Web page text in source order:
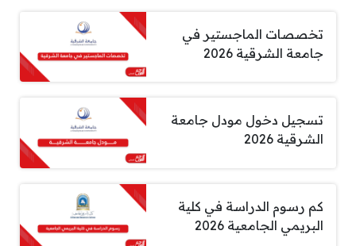
تخصصات الماجستير في
جامعة الشرقية 2026
تسجيل دخول مودل جامعة
الشرقية 2026
كم رسوم الدراسة في كلية
البريمي الجامعية 2026